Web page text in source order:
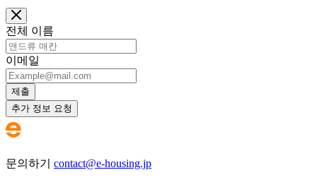
전체 이름
이메일
제출
추가 정보 요청
문의하기 contact@e-housing.jp